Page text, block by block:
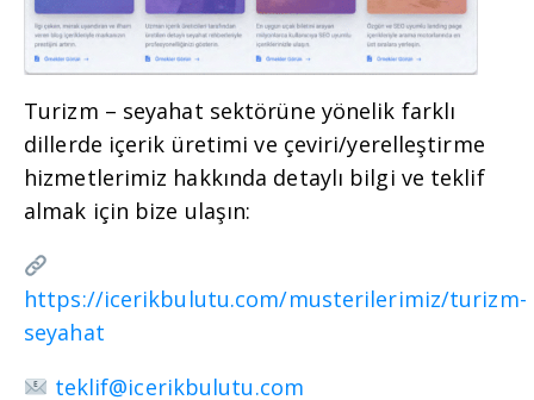
Turizm – seyahat sektörüne yönelik farklı
dillerde içerik üretimi ve çeviri/yerelleştirme
hizmetlerimiz hakkında detaylı bilgi ve teklif
almak için bize ulaşın:
https://icerikbulutu.com/musterilerimiz/turizm-
seyahat
teklif@icerikbulutu.com